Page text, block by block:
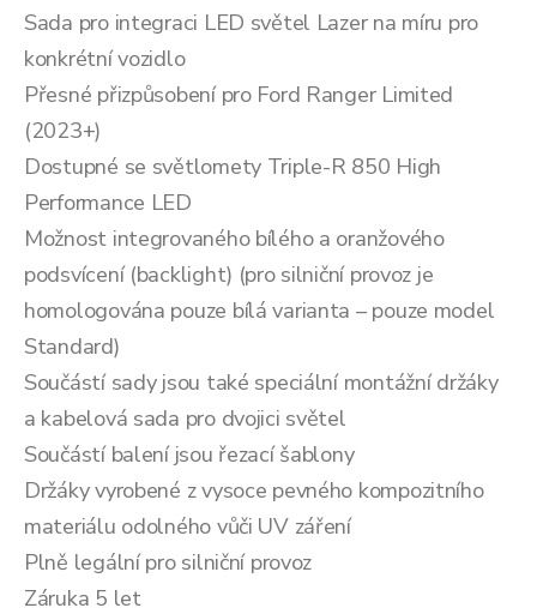
20
až
26
Sada pro integraci LED světel Lazer na míru pro
konkrétní vozidlo
Přesné přizpůsobení pro Ford Ranger Limited
(2023+)
Dostupné se světlomety Triple-R 850 High
Performance LED
Možnost integrovaného bílého a oranžového
podsvícení (backlight) (pro silniční provoz je
homologována pouze bílá varianta – pouze model
Standard)
Součástí sady jsou také speciální montážní držáky
a kabelová sada pro dvojici světel
Součástí balení jsou řezací šablony
Držáky vyrobené z vysoce pevného kompozitního
materiálu odolného vůči UV záření
Plně legální pro silniční provoz
Záruka 5 let